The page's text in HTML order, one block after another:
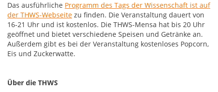
Das ausführliche Programm des Tags der Wissenschaft ist auf
der THWS-Webseite zu finden. Die Veranstaltung dauert von
16-21 Uhr und ist kostenlos. Die THWS-Mensa hat bis 20 Uhr
geöffnet und bietet verschiedene Speisen und Getränke an.
Außerdem gibt es bei der Veranstaltung kostenloses Popcorn,
Eis und Zuckerwatte.
Über die THWS